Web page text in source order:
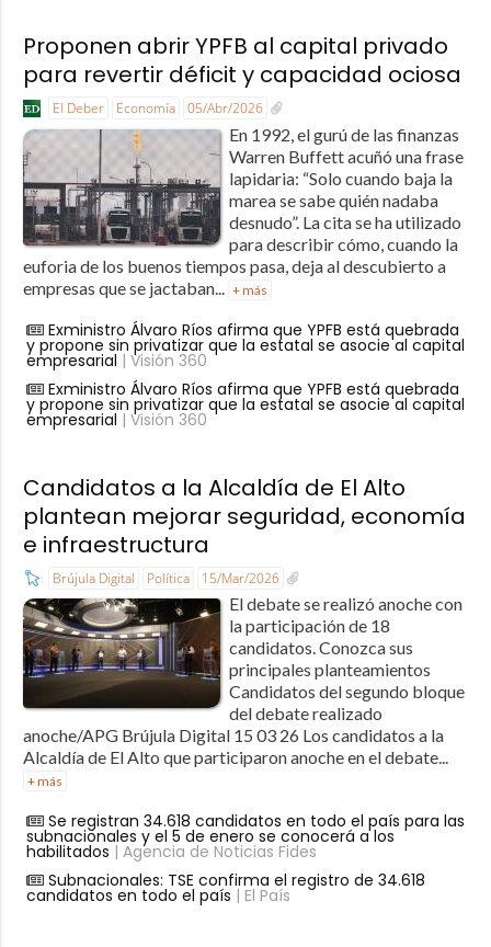
Proponen abrir YPFB al capital privado
para revertir déficit y capacidad ociosa
El Deber Economía 05/Abr/2026
En 1992, el gurú de las finanzas
Warren Buffett acuñó una frase
lapidaria: “Solo cuando baja la
marea se sabe quién nadaba
desnudo”. La cita se ha utilizado
para describir cómo, cuando la
euforia de los buenos tiempos pasa, deja al descubierto a
empresas que se jactaban...
+ más
Exministro Álvaro Ríos afirma que YPFB está quebrada
y propone sin privatizar que la estatal se asocie al capital
empresarial | Visión 360
Exministro Álvaro Ríos afirma que YPFB está quebrada
y propone sin privatizar que la estatal se asocie al capital
empresarial | Visión 360
Candidatos a la Alcaldía de El Alto
plantean mejorar seguridad, economía
e infraestructura
Brújula Digital Política 15/Mar/2026
El debate se realizó anoche con
la participación de 18
candidatos. Conozca sus
principales planteamientos
Candidatos del segundo bloque
del debate realizado
anoche/APG Brújula Digital 15 03 26 Los candidatos a la
Alcaldía de El Alto que participaron anoche en el debate...
+ más
Se registran 34.618 candidatos en todo el país para las
subnacionales y el 5 de enero se conocerá a los
habilitados | Agencia de Noticias Fides
Subnacionales: TSE confirma el registro de 34.618
candidatos en todo el país | El País